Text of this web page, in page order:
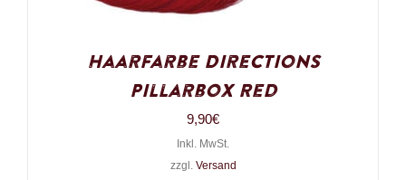
Haarfarbe Directions
Pillarbox Red
9,90€
Inkl. MwSt.
zzgl. Versand